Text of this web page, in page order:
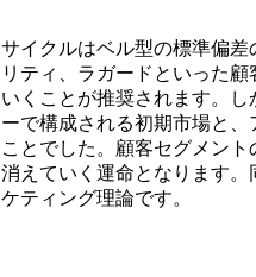
イクルはベル型の標準偏
ティ、ラガードといった
くことが推奨されます。
で構成される初期市場と
とでした。顧客セグメン
えていく運命となります
ティング理論です。